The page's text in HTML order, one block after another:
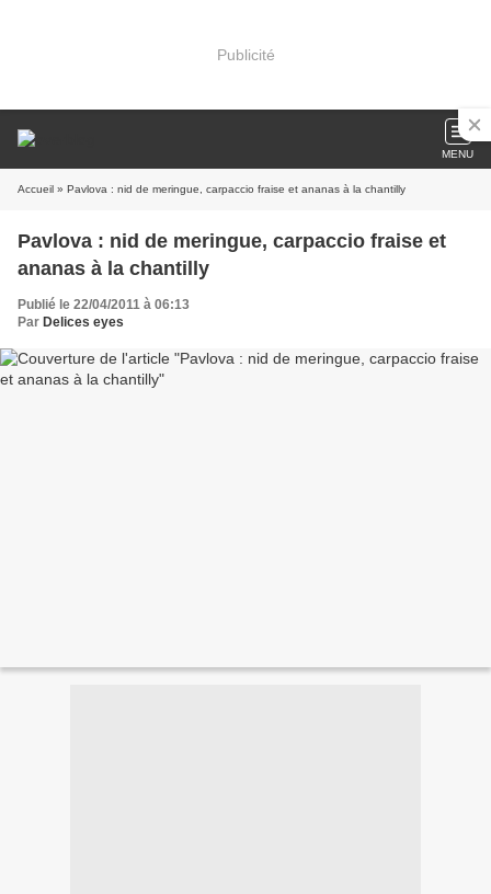
Publicité
MENU
Accueil » Pavlova : nid de meringue, carpaccio fraise et ananas à la chantilly
Pavlova : nid de meringue, carpaccio fraise et
ananas à la chantilly
Publié le 22/04/2011 à 06:13
Par Delices eyes